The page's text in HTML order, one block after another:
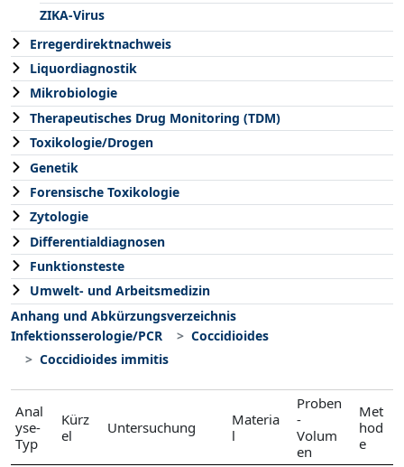
ZIKA-Virus
Erregerdirektnachweis
Liquordiagnostik
Mikrobiologie
Therapeutisches Drug Monitoring (TDM)
Toxikologie/Drogen
Genetik
Forensische Toxikologie
Zytologie
Differentialdiagnosen
Funktionsteste
Umwelt- und Arbeitsmedizin
Anhang und Abkürzungsverzeichnis
Infektionsserologie/PCR
Coccidioides
Coccidioides immitis
Anal
yse-
Typ
Kürz
el
Untersuchung
Materia
l
Proben
-
Volum
en
Met
hod
e